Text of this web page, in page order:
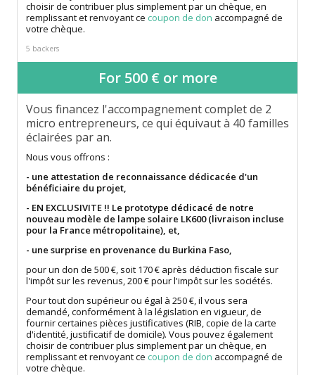
choisir de contribuer plus simplement par un chèque, en
remplissant et renvoyant ce coupon de don accompagné de
votre chèque.
5 backers
For 500 € or more
Vous financez l'accompagnement complet de 2
micro entrepreneurs, ce qui équivaut à 40 familles
éclairées par an.
Nous vous offrons :
- une attestation de reconnaissance dédicacée d'un
bénéficiaire du projet,
- EN EXCLUSIVITE !! Le prototype dédicacé de notre
nouveau modèle de lampe solaire LK600 (livraison incluse
pour la France métropolitaine), et,
- une surprise en provenance du Burkina Faso,
pour un don de 500 €, soit 170 € après déduction fiscale sur
l'impôt sur les revenus, 200 € pour l'impôt sur les sociétés.
Pour tout don supérieur ou égal à 250 €, il vous sera
demandé, conformément à la législation en vigueur, de
fournir certaines pièces justificatives (RIB, copie de la carte
d'identité, justificatif de domicile). Vous pouvez également
choisir de contribuer plus simplement par un chèque, en
remplissant et renvoyant ce coupon de don accompagné de
votre chèque.